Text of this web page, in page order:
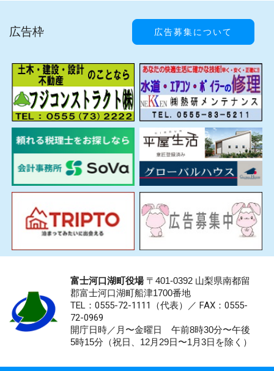
広告枠 広告募集について
富士河口湖町役場〒401-0392 山梨県南都留
郡富士河口湖町船津1700番地
TEL：0555-72-1111 （代表）／ FAX：0555-
72-0969
開庁日時／月〜金曜日 午前8時30分〜午後
5時15分（祝日、12月29日〜1月3日を除く）